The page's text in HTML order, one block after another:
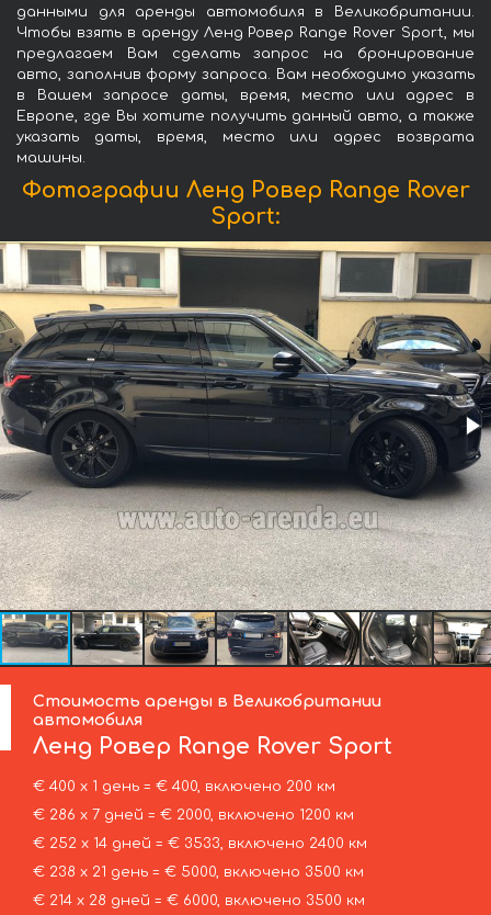
данными для аренды автомобиля в Великобритании.
Чтобы взять в аренду Ленд Ровер Range Rover Sport, мы
предлагаем Вам сделать запрос на бронирование
авто, заполнив форму запроса. Вам необходимо указать
в Вашем запросе даты, время, место или адрес в
Европе, где Вы хотите получить данный авто, а также
указать даты, время, место или адрес возврата
машины.
Фотографии Ленд Ровер Range Rover
Sport:
Стоимость аренды в Великобритании
автомобиля
Ленд Ровер Range Rover Sport
€ 400 х 1 день = € 400, включено 200 км
€ 286 х 7 дней = € 2000, включено 1200 км
€ 252 х 14 дней = € 3533, включено 2400 км
€ 238 х 21 день = € 5000, включено 3500 км
€ 214 х 28 дней = € 6000, включено 3500 км